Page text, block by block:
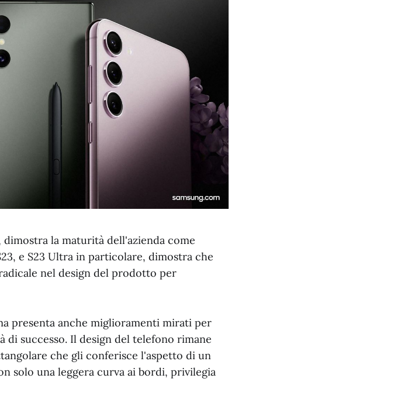
la maturità dell'azienda come
e S23 Ultra in particolare, dimostra che
nel design del prodotto per
presenta anche miglioramenti mirati per
successo. Il design del telefono rimane
che gli conferisce l'aspetto di un
solo una leggera curva ai bordi, privilegia